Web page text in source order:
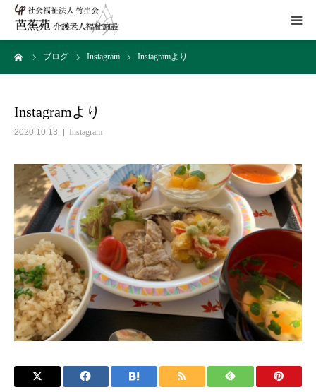
ブログ Instagram Instagramより
Instagramより
2020.10.13 Instagram
施設概要
サービス
Instagram
取組み
アクセス
お問い合わせ
施設パンフレット